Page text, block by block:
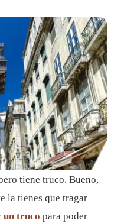
tiene truco. Bueno,
la tienes que tragar
un truco para poder